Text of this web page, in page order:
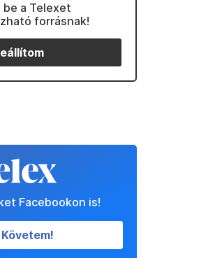
a Telexet
forrásnak!
Facebookon is!
Követem!